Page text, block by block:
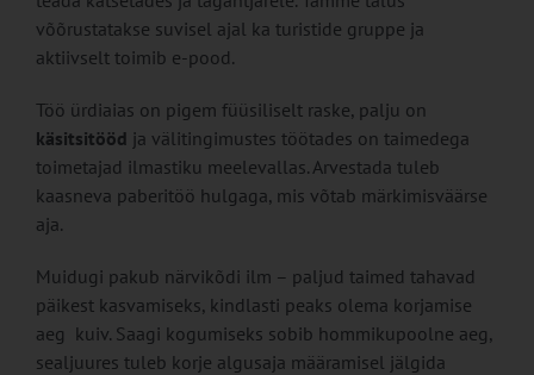
võõrustatakse suvisel ajal ka turistide gruppe ja
aktiivselt toimib e-pood.
Töö ürdiaias on pigem füüsiliselt raske, palju on
käsitsitööd ja välitingimustes töötades on taimedega
toimetajad ilmastiku meelevallas. Arvestada tuleb
kaasneva paberitöö hulgaga, mis võtab märkimisväärse
aja.
Muidugi pakub närvikõdi ilm – paljud taimed tahavad
päikest kasvamiseks, kindlasti peaks olema korjamise
aeg kuiv. Saagi kogumiseks sobib hommikupoolne aeg,
sealjuures tuleb korje algusaja määramisel jälgida